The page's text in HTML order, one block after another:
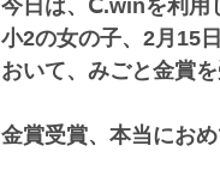
今日は、Ⅽ.winを利用
小2の女の子、2月15
おいて、みごと金賞を
金賞受賞、本当にお